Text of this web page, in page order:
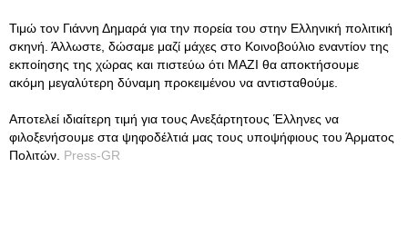
Τιμώ τον Γιάννη Δημαρά για την πορεία του στην Ελληνική πολιτική
σκηνή. Άλλωστε, δώσαμε μαζί μάχες στο Κοινοβούλιο εναντίον της
εκποίησης της χώρας και πιστεύω ότι ΜΑΖΙ θα αποκτήσουμε
ακόμη μεγαλύτερη δύναμη προκειμένου να αντισταθούμε.
Αποτελεί ιδιαίτερη τιμή για τους Ανεξάρτητους Έλληνες να
φιλοξενήσουμε στα ψηφοδέλτιά μας τους υποψήφιους του Άρματος
Πολιτών. Press-GR